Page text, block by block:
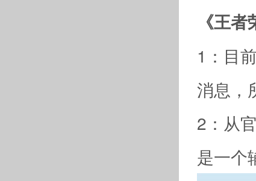
《王
1：目
消息，
2：从
是一个